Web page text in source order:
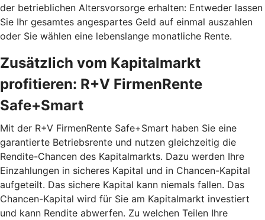
der betrieblichen Altersvorsorge erhalten: Entweder lassen
Sie Ihr gesamtes angespartes Geld auf einmal auszahlen
oder Sie wählen eine lebenslange monatliche Rente.
Zusätzlich vom Kapitalmarkt
profitieren: R+V FirmenRente
Safe+Smart
Mit der R+V FirmenRente Safe+Smart haben Sie eine
garantierte Betriebsrente und nutzen gleichzeitig die
Rendite-Chancen des Kapitalmarkts. Dazu werden Ihre
Einzahlungen in sicheres Kapital und in Chancen-Kapital
aufgeteilt. Das sichere Kapital kann niemals fallen. Das
Chancen-Kapital wird für Sie am Kapitalmarkt investiert
und kann Rendite abwerfen. Zu welchen Teilen Ihre